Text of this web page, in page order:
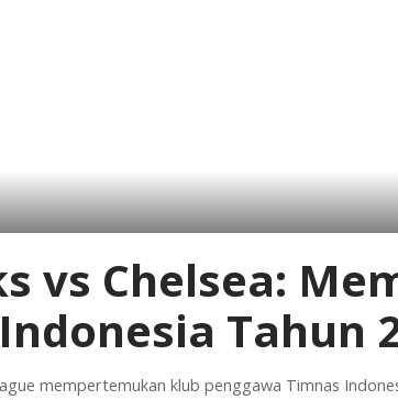
vs Chelsea:
Tahun
mempertemukan klub penggawa Timnas